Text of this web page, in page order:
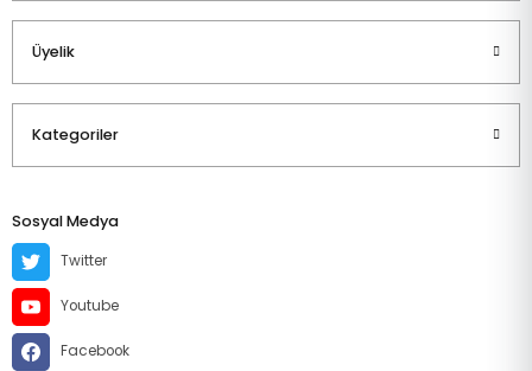
Üyelik
Kategoriler
Sosyal Medya
Twitter
Youtube
Facebook